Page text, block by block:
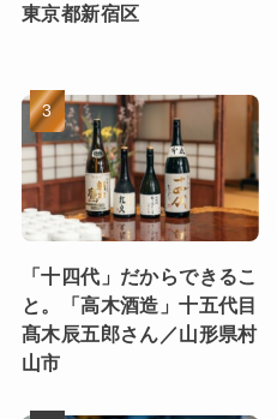
東京都新宿区
「十四代」だからできるこ
と。「高木酒造」十五代目
髙木辰五郎さん／山形県村
山市